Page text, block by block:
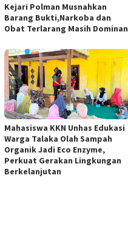
Kejari Polman Musnahkan
Barang Bukti,Narkoba dan
Obat Terlarang Masih Dominan
Mahasiswa KKN Unhas Edukasi
Warga Talaka Olah Sampah
Organik Jadi Eco Enzyme,
Perkuat Gerakan Lingkungan
Berkelanjutan